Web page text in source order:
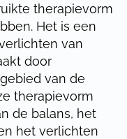
therapievorm
Het is een
van
door
van de
therapievorm
de balans, het
het verlichten